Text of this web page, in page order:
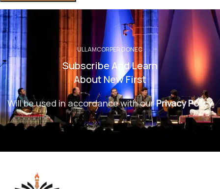
ULLAMCORPER DONEC
Subscribe And Learn
About New First
Will be used in accordance with ourPrivacy Policy